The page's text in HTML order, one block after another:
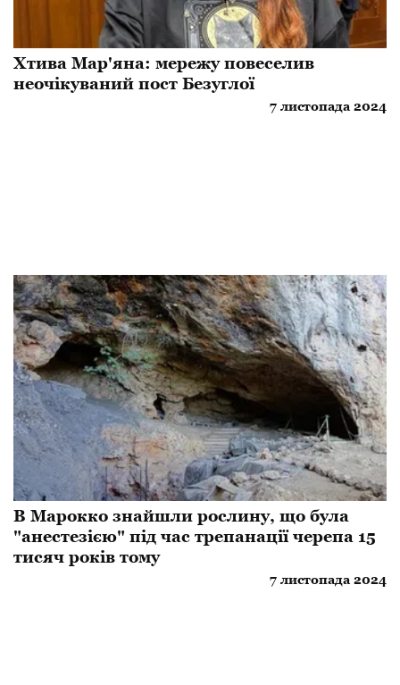
Хтива Мар'яна: мережу повеселив
неочікуваний пост Безуглої
7 листопада 2024
В Марокко знайшли рослину, що була
"анестезією" під час трепанації черепа 15
тисяч років тому
7 листопада 2024